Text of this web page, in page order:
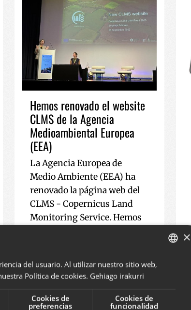
Hemos renovado el website
CLMS de la Agencia
Medioambiental Europea
(EEA)
La Agencia Europea de
Medio Ambiente (EEA) ha
renovado la página web del
CLMS - Copernicus Land
Monitoring Service. Hemos
desarrollo del website.
PLONE
×
del usuario. Al utilizar nuestro sitio web,
Política de cookies. Gehiago irakurri
Cookies de
preferencias
Cookies de
funcionalidad